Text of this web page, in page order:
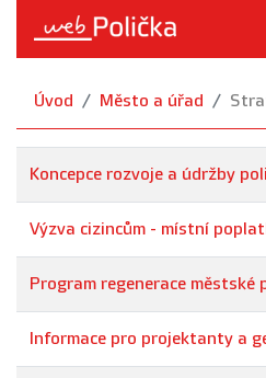
Úvod Město a úřad
Koncepce rozvoje a údržby
Výzva cizincům - místní
Program regenerace městské
Informace pro projektanty a